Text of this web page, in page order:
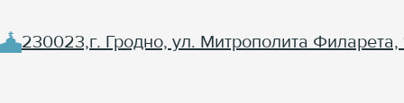
230023,г. Гродно, ул. Митрополита Филарета,